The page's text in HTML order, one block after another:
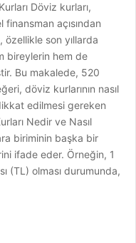
Döviz kurları,
finansman açısından
özellikle son yıllarda
bireylerin hem de
Bu makalede, 520
döviz kurlarının nasıl
edilmesi gereken
Nedir ve Nasıl
biriminin başka bir
ifade eder. Örneğin, 1
(TL) olması durumunda,